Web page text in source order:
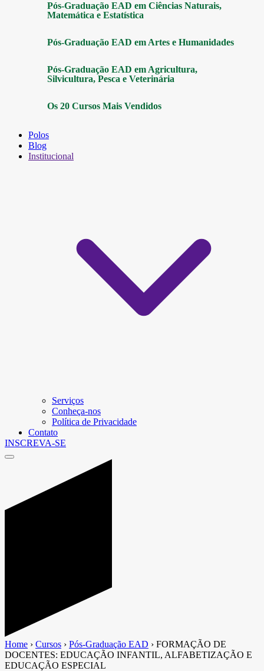
Pós-Graduação EAD em Ciências Naturais,
Matemática e Estatística
Pós-Graduação EAD em Artes e Humanidades
Pós-Graduação EAD em Agricultura,
Silvicultura, Pesca e Veterinária
Os 20 Cursos Mais Vendidos
Polos
Blog
Institucional
Serviços
Conheça-nos
Política de Privacidade
Contato
INSCREVA-SE
Home › Cursos › Pós-Graduação EAD › FORMAÇÃO DE
DOCENTES: EDUCAÇÃO INFANTIL, ALFABETIZAÇÃO E
EDUCAÇÃO ESPECIAL